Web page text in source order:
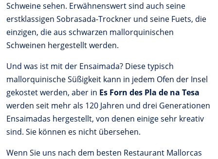
Schweine sehen. Erwähnenswert sind auch seine
erstklassigen Sobrasada-Trockner und seine Fuets, die
einzigen, die aus schwarzen mallorquinischen
Schweinen hergestellt werden.
Und was ist mit der Ensaimada? Diese typisch
mallorquinische Süßigkeit kann in jedem Ofen der Insel
gekostet werden, aber in Es Forn des Pla de na Tesa
werden seit mehr als 120 Jahren und drei Generationen
Ensaimadas hergestellt, von denen einige sehr kreativ
sind. Sie können es nicht übersehen.
Wenn Sie uns nach dem besten Restaurant Mallorcas